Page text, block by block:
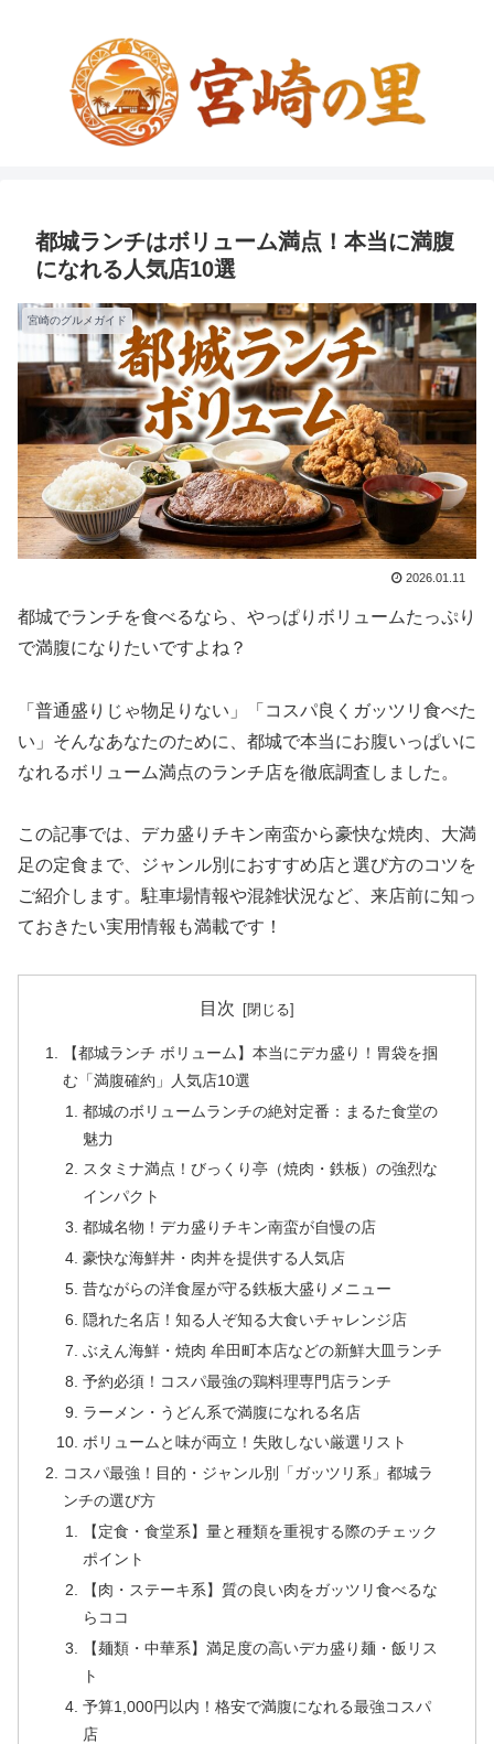
都城ランチはボリューム満点！本当に満腹
になれる人気店10選
宮崎のグルメガイド
2026.01.11
都城でランチを食べるなら、やっぱりボリュームたっぷり
で満腹になりたいですよね？
「普通盛りじゃ物足りない」「コスパ良くガッツリ食べた
い」そんなあなたのために、都城で本当にお腹いっぱいに
なれるボリューム満点のランチ店を徹底調査しました。
この記事では、デカ盛りチキン南蛮から豪快な焼肉、大満
足の定食まで、ジャンル別におすすめ店と選び方のコツを
ご紹介します。駐車場情報や混雑状況など、来店前に知っ
ておきたい実用情報も満載です！
目次
【都城ランチ ボリューム】本当にデカ盛り！胃袋を掴
む「満腹確約」人気店10選
都城のボリュームランチの絶対定番：まるた食堂の
魅力
スタミナ満点！びっくり亭（焼肉・鉄板）の強烈な
インパクト
都城名物！デカ盛りチキン南蛮が自慢の店
豪快な海鮮丼・肉丼を提供する人気店
昔ながらの洋食屋が守る鉄板大盛りメニュー
隠れた名店！知る人ぞ知る大食いチャレンジ店
ぶえん海鮮・焼肉 牟田町本店などの新鮮大皿ランチ
予約必須！コスパ最強の鶏料理専門店ランチ
ラーメン・うどん系で満腹になれる名店
ボリュームと味が両立！失敗しない厳選リスト
コスパ最強！目的・ジャンル別「ガッツリ系」都城ラ
ンチの選び方
【定食・食堂系】量と種類を重視する際のチェック
ポイント
【肉・ステーキ系】質の良い肉をガッツリ食べるな
らココ
【麺類・中華系】満足度の高いデカ盛り麺・飯リス
ト
予算1,000円以内！格安で満腹になれる最強コスパ
店